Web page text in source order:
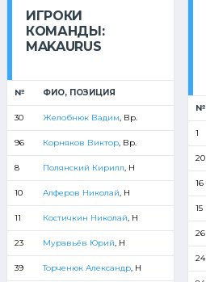
ИГРОКИ
КОМАНДЫ:
MAKAURUS
№ ФИО, ПОЗИЦИЯ
30 Желобнюк Вадим , Вр.
96 Корняков Виктор, Вр.
8 Полянский Кирилл , Н
10 Алферов Николай , Н
11 Костичкин Николай , Н
23 Муравьёв Юрий , Н
39 Торченюк Александр, Н
№
1
20
16
15
26
24